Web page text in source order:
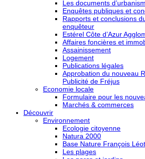
Les documents
Enquêtes publiques et
Rapports et conclusions
enquêteur
Estérel Côte d’Azur
Affaires foncières et
Assainissement
Logement
Publications légales
Approbation du nouveau
Publicité de Fréjus
Economie locale
Formulaire pour les
Marchés & commerces
Découvrir
Environnement
Ecologie citoyenne
Natura 2000
Base Nature François
Les plages